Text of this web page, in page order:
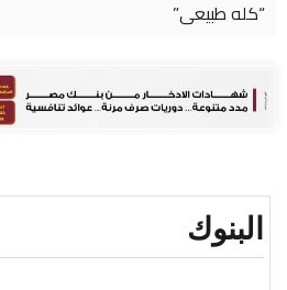
البنوك